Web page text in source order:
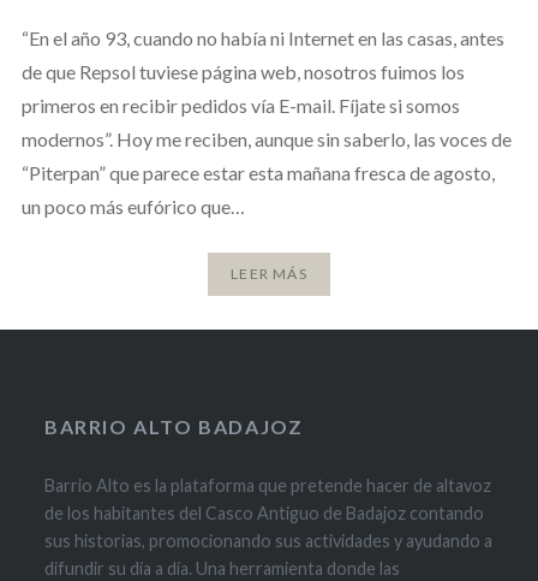
“En el año 93, cuando no había ni Internet en las casas, antes
de que Repsol tuviese página web, nosotros fuimos los
primeros en recibir pedidos vía E-mail. Fíjate si somos
modernos”. Hoy me reciben, aunque sin saberlo, las voces de
“Piterpan” que parece estar esta mañana fresca de agosto,
un poco más eufórico que…
LEER MÁS
BARRIO ALTO BADAJOZ
Barrio Alto es la plataforma que pretende hacer de altavoz
de los habitantes del Casco Antiguo de Badajoz contando
sus historias, promocionando sus actividades y ayudando a
difundir su día a día. Una herramienta donde las